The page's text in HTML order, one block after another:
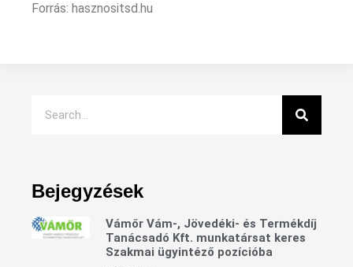
Forrás: hasznositsd.hu
Bejegyzések
Vámőr Vám-, Jövedéki- és Termékdíj
Tanácsadó Kft. munkatársat keres
Szakmai ügyintéző pozícióba